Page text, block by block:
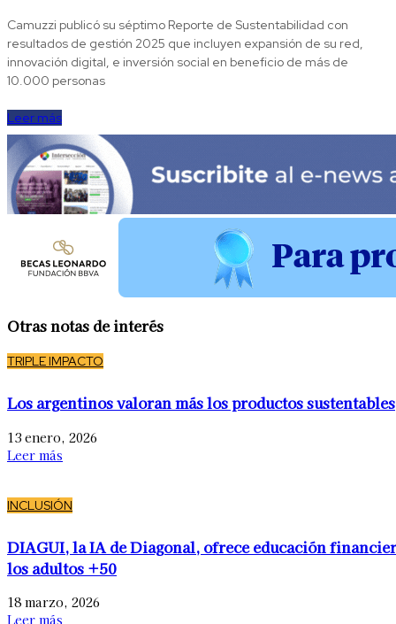
Camuzzi publicó su séptimo Reporte de Sustentabilidad con
resultados de gestión 2025 que incluyen expansión de su red,
innovación digital, e inversión social en beneficio de más de
10.000 personas
Leer más
Otras notas de interés
TRIPLE IMPACTO
Los argentinos valoran más los productos sustentables
13 enero, 2026
Leer más
INCLUSIÓN
DIAGUI, la IA de Diagonal, ofrece educación
los adultos +50
18 marzo, 2026
Leer más